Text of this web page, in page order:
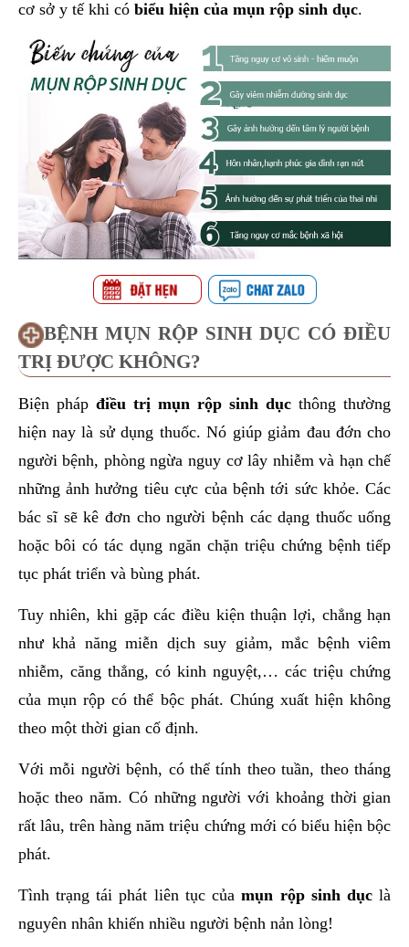
cơ sở y tế khi có biểu hiện của mụn rộp sinh dục.
BỆNH MỤN RỘP SINH DỤC CÓ ĐIỀU
TRỊ ĐƯỢC KHÔNG?
Biện pháp điều trị mụn rộp sinh dục thông thường
hiện nay là sử dụng thuốc. Nó giúp giảm đau đớn cho
người bệnh, phòng ngừa nguy cơ lây nhiễm và hạn chế
những ảnh hưởng tiêu cực của bệnh tới sức khỏe. Các
bác sĩ sẽ kê đơn cho người bệnh các dạng thuốc uống
hoặc bôi có tác dụng ngăn chặn triệu chứng bệnh tiếp
tục phát triển và bùng phát.
Tuy nhiên, khi gặp các điều kiện thuận lợi, chẳng hạn
như khả năng miễn dịch suy giảm, mắc bệnh viêm
nhiễm, căng thẳng, có kinh nguyệt,… các triệu chứng
của mụn rộp có thể bộc phát. Chúng xuất hiện không
theo một thời gian cố định.
Với mỗi người bệnh, có thể tính theo tuần, theo tháng
hoặc theo năm. Có những người với khoảng thời gian
rất lâu, trên hàng năm triệu chứng mới có biểu hiện bộc
phát.
Tình trạng tái phát liên tục củamụn rộp sinh dục là
nguyên nhân khiến nhiều người bệnh nản lòng!